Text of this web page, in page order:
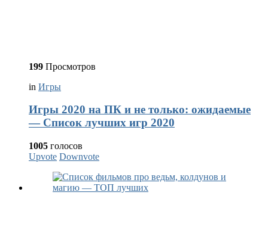
199 Просмотров
in Игры
Игры 2020 на ПК и не только: ожидаемые
— Список лучших игр 2020
1005 голосов
Upvote Downvote